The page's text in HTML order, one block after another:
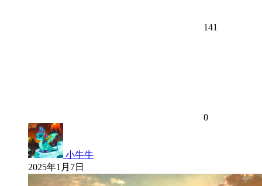
141
0
小牛牛
2025年1月7日